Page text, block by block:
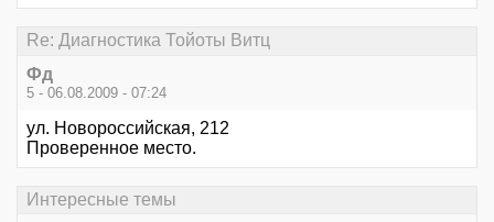
Re: Диагностика Тойоты Витц
Фд
5 - 06.08.2009 - 07:24
ул. Новороссийская, 212
Проверенное место.
Интересные темы